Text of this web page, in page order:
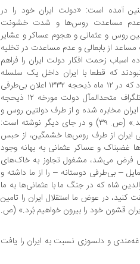
آمده است: «دولت ایران خود را در
عدم مساعدت روس‌ها و شدت خشونت
روس و عثمانی و هجوم عساکر و عشایر
از بابعالی و عدم مساعدت در تخلیه
اسباب زحمت افکار دولت ایران را فراهم
که قطعا با ایران داخل یک سلسله
مذاکرات اساسی و قطعی بشوند... این بود که در ۱۲ ماه ذیحجه ۱۳۳۲ اعلان بی‌طرفی
بوسیله فرمان همایونی داده شده و در تلگراف متحدالمآل دولت مورخه ۱۲ ذیحجه
مخابره شده و از طرف دولتین روس و
انگلیس با یک حُسن تلقی پذیرفته گردید.» (ص. ۳۹) و در جای دیگر نوشته است:
ایران از طرف روس‌ها خشمگین، از حبس
و عساکر عثمانی به بهانه وجود
فرض می‌شد، مشغول تجاوز به خاک‌های
– بی‌طرفی دوستانه – را از ما داشته و
شاه که در جنگ ما با عثمانی‌ها به ما
کنید، در عوض ما استقلال ایران را تامین
قشون خود را بیرون خواهیم بُرد.» (ص.
و دلسوزی نسبت به ایران را یافت